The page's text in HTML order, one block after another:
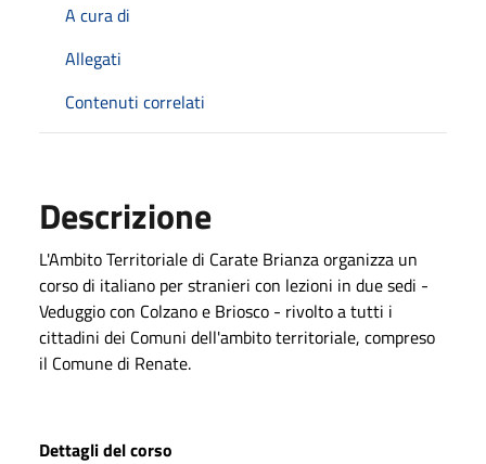
A cura di
Allegati
Contenuti correlati
Descrizione
L'Ambito Territoriale di Carate Brianza organizza un
corso di italiano per stranieri con lezioni in due sedi -
Veduggio con Colzano e Briosco - rivolto a tutti i
cittadini dei Comuni dell'ambito territoriale, compreso
il Comune di Renate.
Dettagli del corso